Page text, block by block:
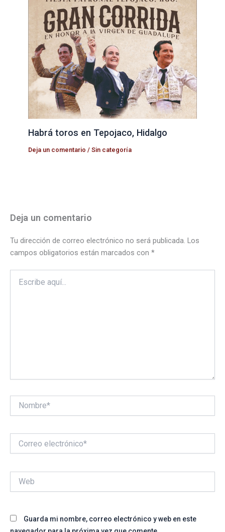
Habrá toros en Tepojaco, Hidalgo
Deja un comentario /Sin categoría
Deja un comentario
Tu dirección de correo electrónico no será publicada. Los
campos obligatorios están marcados con *
aquí...
electrónico*
Guarda mi nombre, correo electrónico y web en este